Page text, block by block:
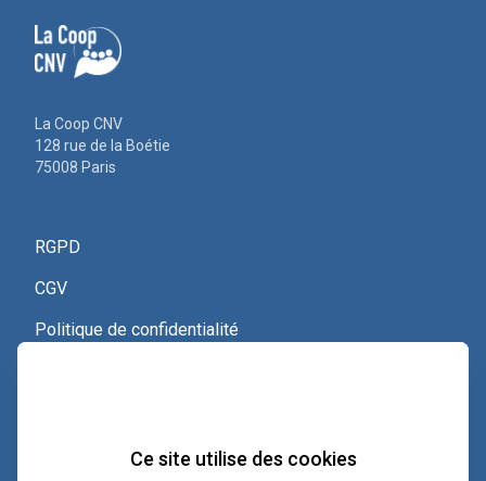
La Coop CNV
128 rue de la Boétie
75008 Paris
RGPD
CGV
Politique de confidentialité
Voir le certificat QualiopiCe site utilise des cookies